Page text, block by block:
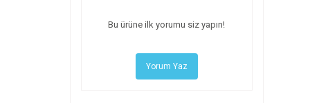
Bu ürüne ilk yorumu siz yapın!
Yorum Yaz